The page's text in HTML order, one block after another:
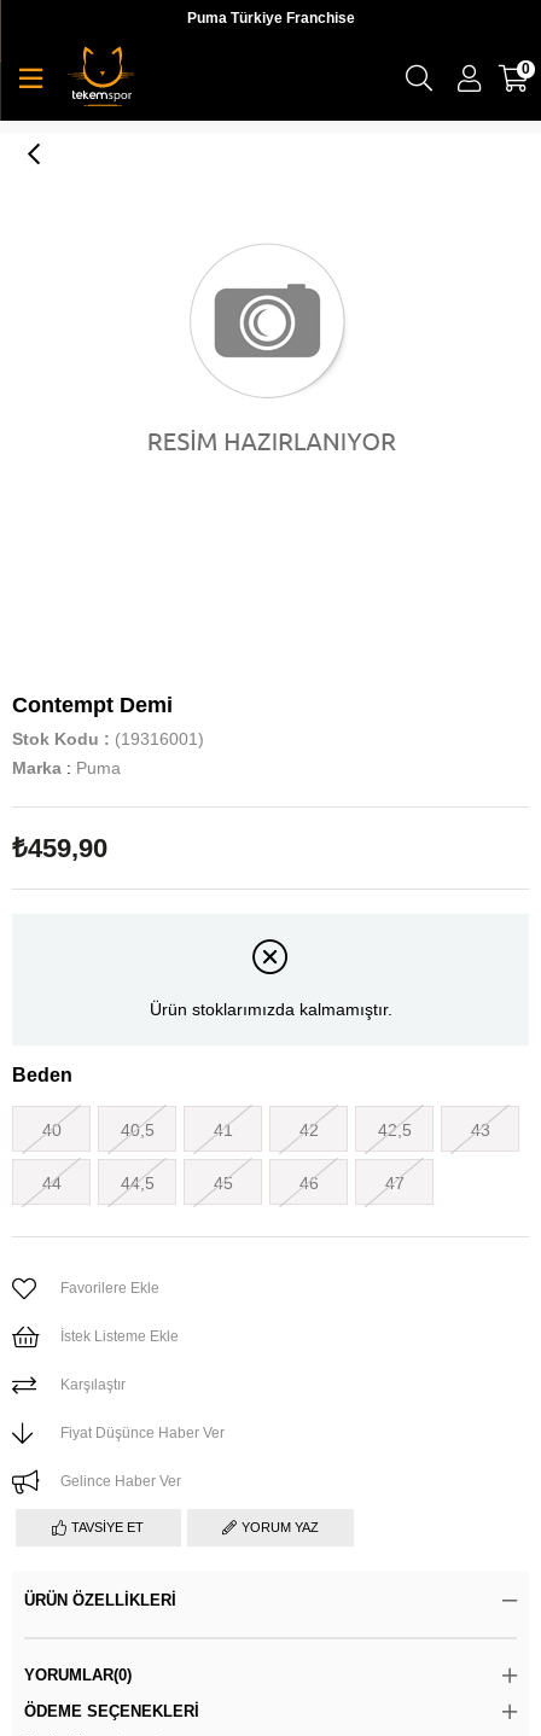
Puma Türkiye Franchise
0
Contempt Demi
Contempt Demi
Stok Kodu
(19316001)
Marka : Puma
₺459,90
Ürün stoklarımızda kalmamıştır.
Beden
40 40,5 41 42 42,5 43
44 44,5 45 46 47
Favorilere Ekle
İstek Listeme Ekle
Karşılaştır
Fiyat Düşünce Haber Ver
Gelince Haber Ver
TAVSIYE ET YORUM YAZ
ÜRÜN ÖZELLIKLERI
YORUMLAR(0)
ÖDEME SEÇENEKLERI